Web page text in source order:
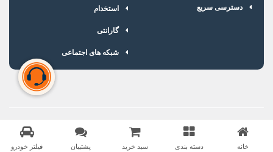
خانه دسته بندی سبد خرید پشتیبان فیلتر خودرو
دسترسی سریع استخدام
گارانتی
شبکه های اجتماعی